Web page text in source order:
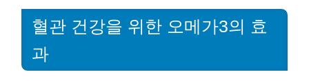
혈관 건강을 위한 오메가3의 효
과